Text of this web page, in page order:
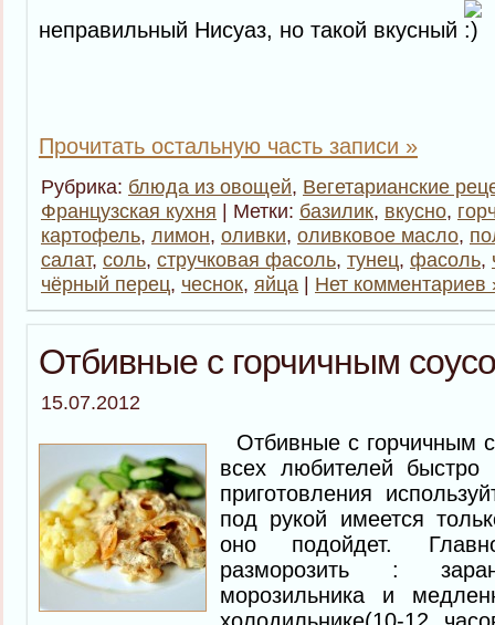
неправильный Нисуаз, но такой вкусный
Прочитать остальную часть записи »
Рубрика: блюда из овощей, Вегетарианские
Французская кухня | Метки: базилик, вкусно,
картофель, лимон, оливки, оливковое масло,
салат, соль, стручковая фасоль, тунец, фасоль,
чёрный перец, чеснок, яйца | Нет комментариев
Отбивные с горчичным
15.07.2012
Отбивные с горчичным
всех любителей
приготовления
под рукой имеется
оно подойдет.
разморозить :
морозильника и